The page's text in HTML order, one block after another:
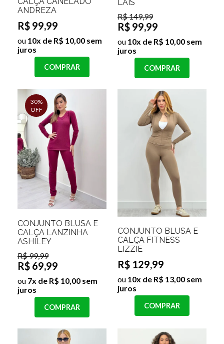
ANDREZA
R$ 99,99
ou 10x de R$ 10,00 sem
juros
COMPRAR
LAIS
R$ 149,99
R$ 99,99
ou 10x de R$ 10,00 sem
juros
COMPRAR
30%
OFF
CONJUNTO BLUSA E
CALÇA LANZINHA
ASHILEY
R$ 99,99
R$ 69,99
ou 7x de R$ 10,00 sem
juros
COMPRAR
CONJUNTO BLUSA E
CALÇA FITNESS
LIZZIE
R$ 129,99
ou 10x de R$ 13,00 sem
juros
COMPRAR